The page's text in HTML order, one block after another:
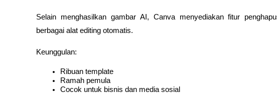
Selain menghasilkan gambar AI, Canva menyediakan fitur
berbagai alat editing otomatis.
Keunggulan:
Ribuan template
Ramah pemula
Cocok untuk bisnis dan media sosial